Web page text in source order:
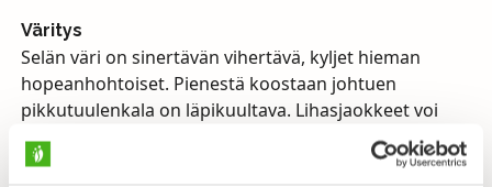
Väritys
Selän väri on sinertävän vihertävä, kyljet hieman
hopeanhohtoiset. Pienestä koostaan johtuen
pikkutuulenkala on läpikuultava. Lihasjaokkeet voi
erottaa selkeästi sen pitkästä kyljestä.